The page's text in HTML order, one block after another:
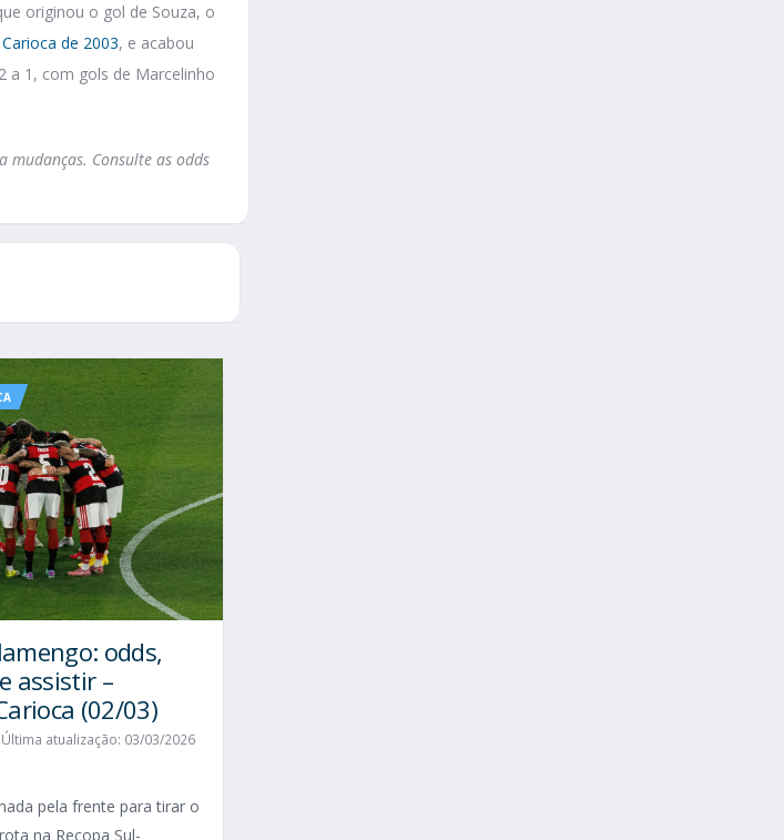
originou o gol de Souza, o
de 2003, e acabou
a 1, com gols de Marcelinho
mudanças. Consulte as odds
odds,
assistir –
(02/03)
Última atualização: 03/03/2026
pela frente para tirar o
na Recopa Sul-